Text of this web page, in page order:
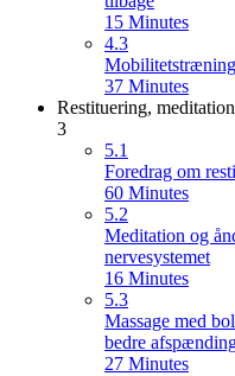
15 Minutes
4.3
37 Minutes
Restituering,
3
5.1
Foredrag om
60 Minutes
5.2
Meditation og
nervesystemet
16 Minutes
5.3
Massage med
bedre
27 Minutes